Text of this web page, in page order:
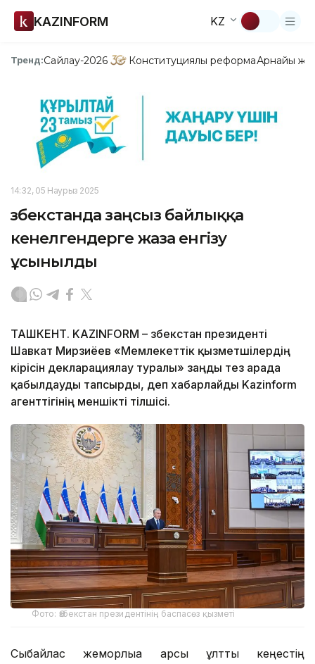
KAZINFORM KZ
Тренд:Сайлау-2026 Конституциялық реформаАрнайы
14:32, 05 Наурыз 2025
Өзбекстанда заңсыз байлыққа
кенелгендерге жаза енгізу
ұсынылды
ТАШКЕНТ. KAZINFORM – Өзбекстан президенті
Шавкат Мирзиёев «Мемлекеттік қызметшілердің
кірісін декларациялау туралы» заңды тез арада
қабылдауды тапсырды, деп хабарлайды Kazinform
агенттігінің меншікті тілшісі.
Фото: Өзбекстан президентінің баспасөз қызметі
Сыбайлас жемқорлыққа қарсы ұлттық кеңестің